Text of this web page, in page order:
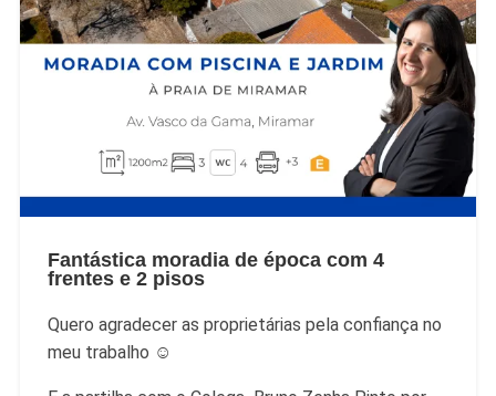
Fantástica moradia de época com 4
frentes e 2 pisos
Quero agradecer as proprietárias pela confiança no
meu trabalho ☺️